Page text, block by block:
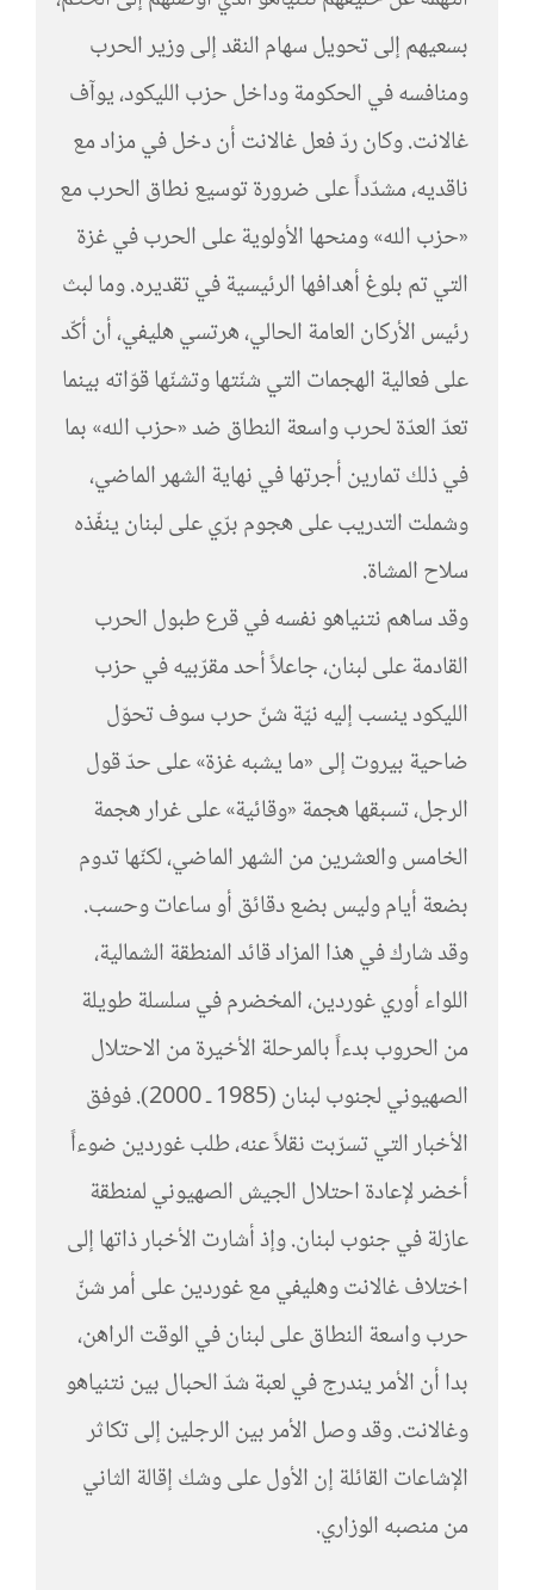
بسعيهم إلى تحويل سهام النقد إلى وزير الحرب
ومنافسه في الحكومة وداخل حزب الليكود، يوآف
غالانت. وكان ردّ فعل غالانت أن دخل في مزاد مع
ناقديه، مشدّداً على ضرورة توسيع نطاق الحرب مع
«حزب الله» ومنحها الأولوية على الحرب في غزة
التي تم بلوغ أهدافها الرئيسية في تقديره. وما لبث
رئيس الأركان العامة الحالي، هرتسي هليفي، أن أكّد
على فعالية الهجمات التي شنّتها وتشنّها قوّاته بينما
تعدّ العدّة لحرب واسعة النطاق ضد «حزب الله» بما
في ذلك تمارين أجرتها في نهاية الشهر الماضي،
وشملت التدريب على هجوم برّي على لبنان ينفّذه
سلاح المشاة.
وقد ساهم نتنياهو نفسه في قرع طبول الحرب
القادمة على لبنان، جاعلاً أحد مقرّبيه في حزب
الليكود ينسب إليه نيّة شنّ حرب سوف تحوّل
ضاحية بيروت إلى «ما يشبه غزة» على حدّ قول
الرجل، تسبقها هجمة «وقائية» على غرار هجمة
الخامس والعشرين من الشهر الماضي، لكنّها تدوم
بضعة أيام وليس بضع دقائق أو ساعات وحسب.
وقد شارك في هذا المزاد قائد المنطقة الشمالية،
اللواء أوري غوردين، المخضرم في سلسلة طويلة
من الحروب بدءاً بالمرحلة الأخيرة من الاحتلال
الصهيوني لجنوب لبنان (1985 ـ 2000). فوفق
الأخبار التي تسرّبت نقلاً عنه، طلب غوردين ضوءاً
أخضر لإعادة احتلال الجيش الصهيوني لمنطقة
عازلة في جنوب لبنان. وإذ أشارت الأخبار ذاتها إلى
اختلاف غالانت وهليفي مع غوردين على أمر شنّ
حرب واسعة النطاق على لبنان في الوقت الراهن،
بدا أن الأمر يندرج في لعبة شدّ الحبال بين نتنياهو
وغالانت. وقد وصل الأمر بين الرجلين إلى تكاثر
الإشاعات القائلة إن الأول على وشك إقالة الثاني
من منصبه الوزاري.